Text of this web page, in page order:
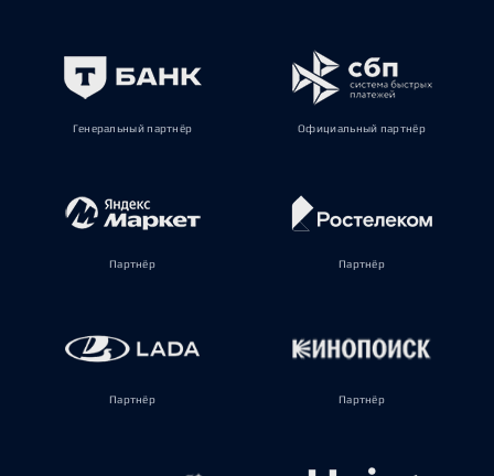
Генеральный партнёр Официальный партнёр
Партнёр Партнёр
Партнёр Партнёр